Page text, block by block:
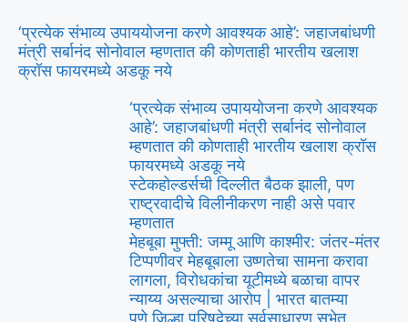
‘प्रत्येक संभाव्य उपाययोजना करणे आवश्यक आहे’: जहाजबांधणी
मंत्री सर्बानंद सोनोवाल म्हणतात की कोणताही भारतीय खलाश
क्रॉस फायरमध्ये अडकू नये
‘प्रत्येक संभाव्य उपाययोजना करणे आवश्यक
आहे’: जहाजबांधणी मंत्री सर्बानंद सोनोवाल
म्हणतात की कोणताही भारतीय खलाश क्रॉस
फायरमध्ये अडकू नये
स्टेकहोल्डर्सची दिल्लीत बैठक झाली, पण
राष्ट्रवादीचे विलीनीकरण नाही असे पवार
म्हणतात
मेहबूबा मुफ्ती: जम्मू आणि काश्मीर: जंतर-मंतर
टिप्पणीवर मेहबूबाला उष्णतेचा सामना करावा
लागला, विरोधकांचा यूटीमध्ये बळाचा वापर
न्याय्य असल्याचा आरोप | भारत बातम्या
पुणे जिल्हा परिषदेच्या सर्वसाधारण सभेत